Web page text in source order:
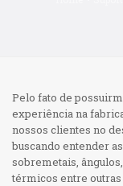
Parafusos e
Peças Forjadas
Porcas de
Nosso Catálogo
Galeria
Por que Forjar?
Materiais para
Trat. Térmico de
PRIVACIDADE
Política de
Código de
BLOG
Pelo fato de
experiência na
nossos clientes no
buscando entender
sobremetais,
térmicos entre